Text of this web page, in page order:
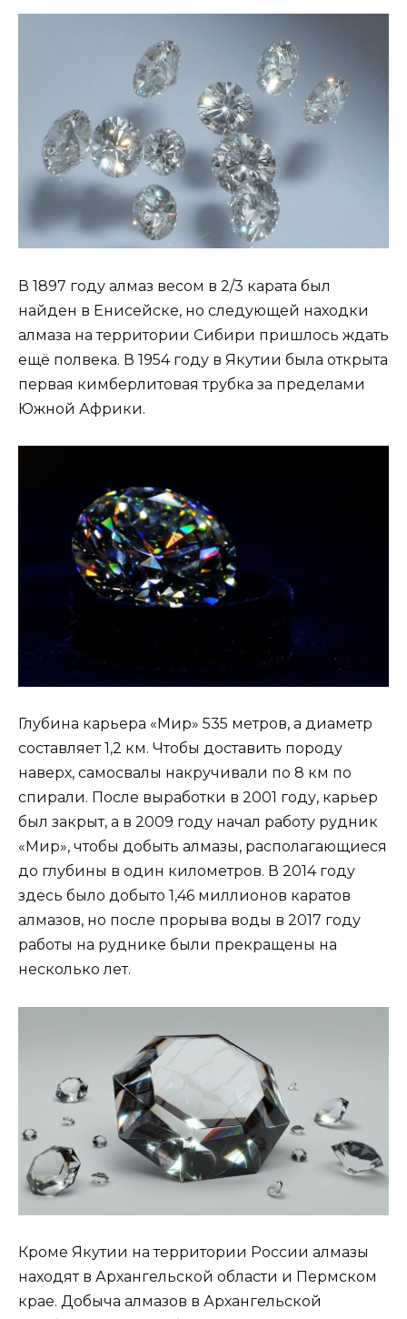
В 1897 году алмаз весом в 2/3 карата был
найден в Енисейске, но следующей находки
алмаза на территории Сибири пришлось ждать
ещё полвека. В 1954 году в Якутии была открыта
первая кимберлитовая трубка за пределами
Южной Африки.
Глубина карьера «Мир» 535 метров, а диаметр
составляет 1,2 км. Чтобы доставить породу
наверх, самосвалы накручивали по 8 км по
спирали. После выработки в 2001 году, карьер
был закрыт, а в 2009 году начал работу рудник
«Мир», чтобы добыть алмазы, располагающиеся
до глубины в один километров. В 2014 году
здесь было добыто 1,46 миллионов каратов
алмазов, но после прорыва воды в 2017 году
работы на руднике были прекращены на
несколько лет.
Кроме Якутии на территории России алмазы
находят в Архангельской области и Пермском
крае. Добыча алмазов в Архангельской